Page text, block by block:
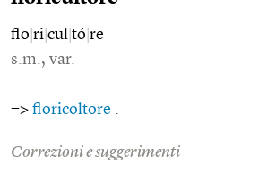
flo ri cul tó re
s.m., var.
=> floricoltore
Correzioni e suggerimenti